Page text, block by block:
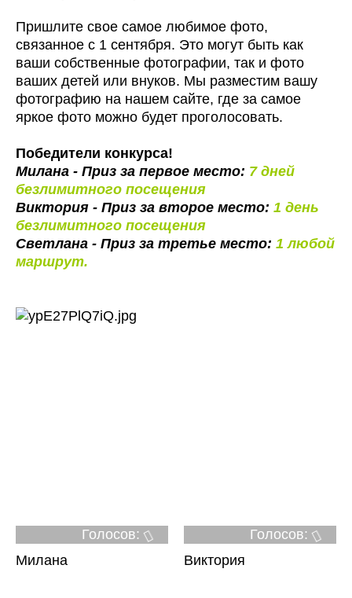
Пришлите свое самое любимое фото,
связанное с 1 сентября. Это могут быть как
ваши собственные фотографии, так и фото
ваших детей или внуков. Мы разместим вашу
фотографию на нашем сайте, где за самое
яркое фото можно будет проголосовать.
Победители конкурса!
Милана - Приз за первое место: 7 дней
безлимитного посещения
Виктория - Приз за второе место: 1 день
безлимитного посещения
Светлана - Приз за третье место: 1 любой
маршрут.
Голосов:
Милана
Голосов:
Виктория